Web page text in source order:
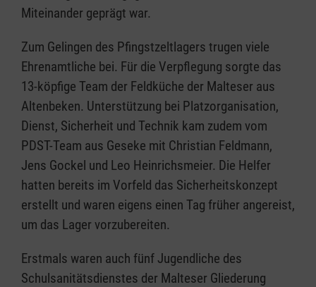
Miteinander geprägt war.
Zum Gelingen des Pfingstzeltlagers trugen viele
Ehrenamtliche bei. Für die Verpflegung sorgte das
13-köpfige Team der Feldküche der Malteser aus
Altenbeken. Unterstützung bei Platzorganisation,
Dienst, Sicherheit und Technik kam zudem vom
PDST-Team aus Geseke mit Christian Feldmann,
Jens Gockel und Leo Heinrichsmeier. Die Helfer
hatten bereits im Vorfeld das Sicherheitskonzept
erstellt und waren eigens einen Tag früher angereist,
um das Lager vorzubereiten.
Erstmals waren auch fünf Jugendliche des
Schulsanitätsdienstes der Malteser Gliederung